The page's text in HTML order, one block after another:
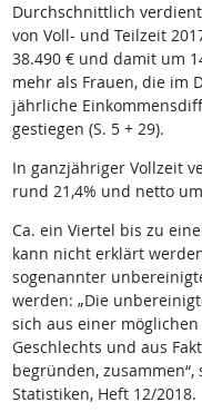
Durchschnittlich
von Voll- und Teilzeit
38.490 € und damit um
mehr als Frauen, die im
jährliche
gestiegen (S. 5 + 29).
In ganzjähriger Vollzeit
rund 21,4% und netto
Ca. ein Viertel bis zu
kann nicht erklärt
sogenannter
werden: „Die
sich aus einer
Geschlechts und aus
begründen, zusammen“,
Statistiken, Heft 12/2018.